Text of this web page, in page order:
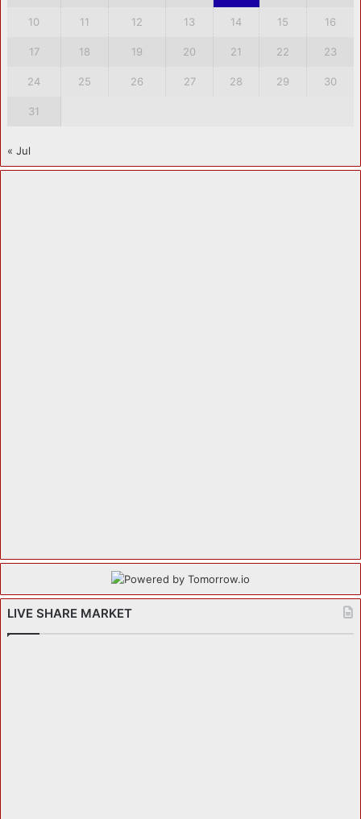
10 11 12 13 14 15 16
17 18 19 20 21 22 23
24 25 26 27 28 29 30
31
« Jul
LIVE SHARE MARKET